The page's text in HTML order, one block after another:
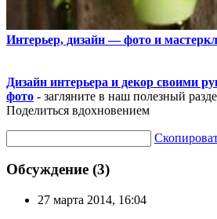
Интерьер, дизайн — фото и
Дизайн интерьера и декор своими
фото - загляните в наш полезный
Поделиться вдохновением
Обсуждение (3)
27 марта 2014, 16:04